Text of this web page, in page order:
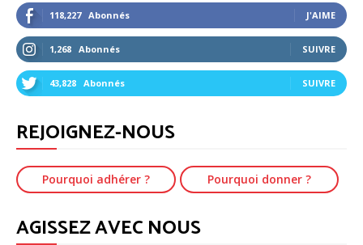
118,227 Abonnés J'AIME
1,268 Abonnés SUIVRE
43,828 Abonnés SUIVRE
REJOIGNEZ-NOUS
Pourquoi adhérer ? Pourquoi donner ?
AGISSEZ AVEC NOUS